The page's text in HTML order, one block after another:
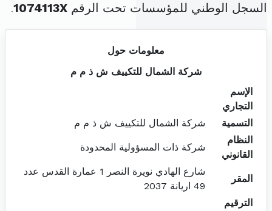
السجل الوطني للمؤسسات تحت الرقم 1074113X
.
معلومات حول
شركة الشمال للتكييف ش ذ م م
الإسم
التجاري
التسمية
شركة الشمال للتكييف ش ذ م م
النظام
القانوني
شركة ذات المسؤولية المحدودة
المقر
شارع الهادي نويرة النصر 1 عمارة القدس عدد
49 اريانة 2037
الترقيم